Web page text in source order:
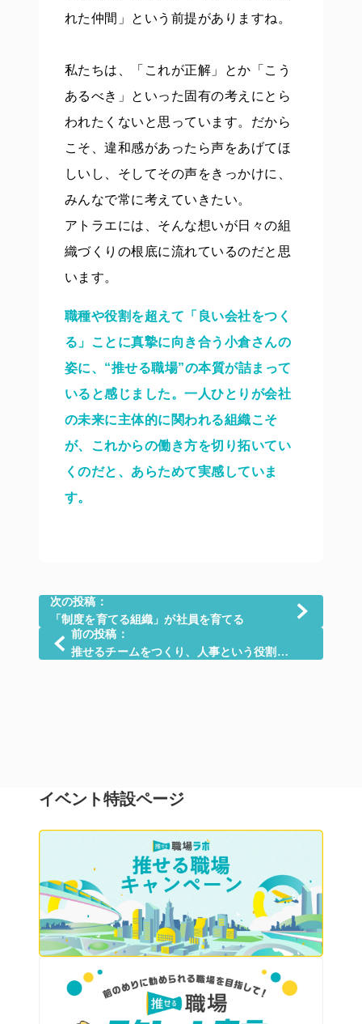
れた仲間」という前提がありますね。
私たちは、「これが正解」とか「こう
あるべき」といった固有の考えにとら
われたくないと思っています。だから
こそ、違和感があったら声をあげてほ
しいし、そしてその声をきっかけに、
みんなで常に考えていきたい。
アトラエには、そんな想いが日々の組
織づくりの根底に流れているのだと思
います。
職種や役割を超えて「良い会社をつく
る」ことに真摯に向き合う小倉さんの
姿に、“推せる職場”の本質が詰まって
いると感じました。一人ひとりが会社
の未来に主体的に関われる組織こそ
が、これからの働き方を切り拓いてい
くのだと、あらためて実感していま
す。
前の投稿：
推せるチームをつくり、人事という役割を
次の投稿：
「制度を育てる組織」が社員を育てる
イベント特設ページ